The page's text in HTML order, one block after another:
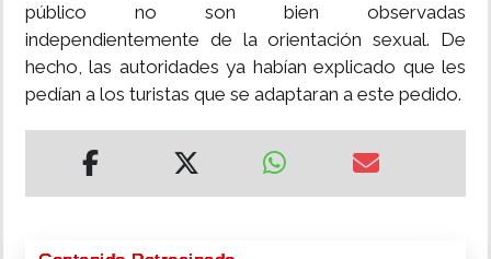
público no son bien observadas
independientemente de la orientación sexual. De
hecho, las autoridades ya habían explicado que les
pedían a los turistas que se adaptaran a este pedido.